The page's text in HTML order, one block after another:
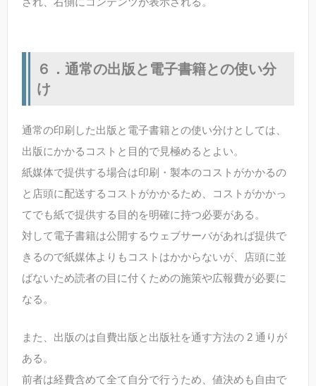
６．通常の出版と電子書籍との使い分
け
通常の印刷した出版と電子書籍との使い分けとしては、
出版にかかるコストと目的で見極めるとよい。
紙媒体で提供する場合は印刷・製本のコストがかかるの
と店頭に配送するコストがかかるため、コストがかかっ
てでも紙で提供する目的を明確に持つ必要がある。
対して電子書籍は公開するウェブサーバがあれば提供で
きるので紙媒体よりもコストはかからないが、店頭に並
ばないため読者の目に付くための施策や広報費が必要に
なる。
また、出版のは自費出版と出版社を通す方法の 2 通りが
ある。
前者は経費含めて全て自分で行うため、値決めも自由で